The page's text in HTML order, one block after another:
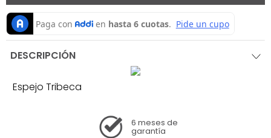
DESCRIPCIÓN
Espejo Tribeca
6 meses de
garantía